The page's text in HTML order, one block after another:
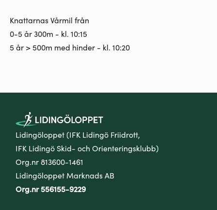
Knattarnas Vårmil från
0-5 år 300m - kl. 10:15
5 år > 500m med hinder - kl. 10:20
Lidingöloppet (IFK Lidingö Friidrott,
IFK Lidingö Skid- och Orienteringsklubb)
Org.nr 813600-1461
Lidingöloppet Marknads AB
Org.nr 556155-9229